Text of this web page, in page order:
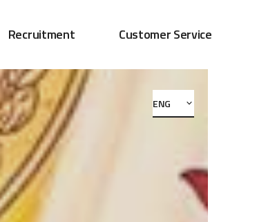
Recruitment Customer Service
ENG